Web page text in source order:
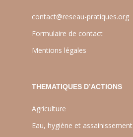
contact@reseau-pratiques.org
Formulaire de contact
Mentions légales
THEMATIQUES D’ACTIONS
Agriculture
Eau, hygiène et assainissement